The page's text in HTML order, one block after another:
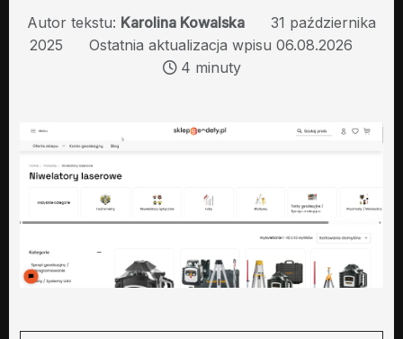
Autor tekstu: Karolina Kowalska
31 października
2025
Ostatnia aktualizacja wpisu 06.08.2026
4 minuty